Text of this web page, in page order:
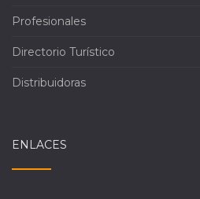
Profesionales
Directorio Turístico
Distribuidoras
ENLACES